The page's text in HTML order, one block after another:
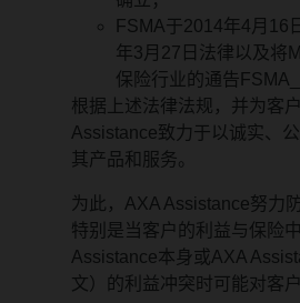
FSMA于2014年4月16
年3月27日法律以及将
保险行业的通告
根据上述法律法规，并为客
Assistance致力于以诚实、
其产品和服务。
为此，AXA Assistance努力
特别是当客户的利益与保险
Assistance本身或AXA
文）的利益冲突时可能对客